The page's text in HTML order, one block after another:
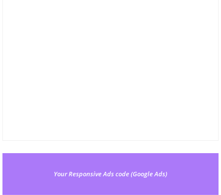
Your Responsive Ads code (Google Ads)